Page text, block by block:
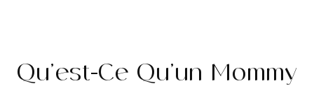
Qu’est-Ce Qu’un Mommy